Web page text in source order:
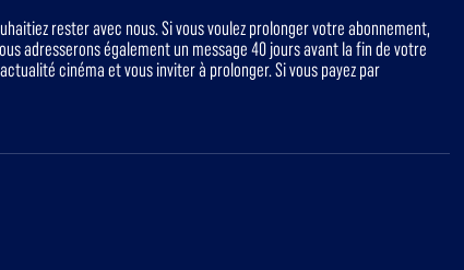
rester avec nous. Si vous voulez prolonger votre abonnement,
adresserons également un message 40 jours avant la fin de votre
cinéma et vous inviter à prolonger. Si vous payez par